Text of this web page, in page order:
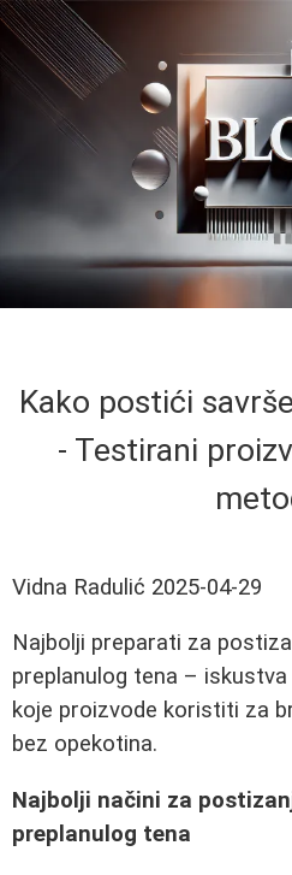
Kako postići
- Testirani
Vidna Radulić 2025-04-29
Najbolji preparati za
preplanulog tena –
koje proizvode koristiti za
bez opekotina.
Najbolji načini za
preplanulog tena